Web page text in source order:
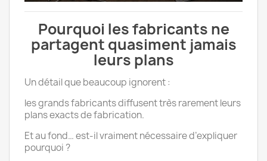
Pourquoi les fabricants ne
partagent quasiment jamais
leurs plans
Un détail que beaucoup ignorent :
les grands fabricants diffusent très rarement leurs
plans exacts de fabrication.
Et au fond… est-il vraiment nécessaire d’expliquer
pourquoi ?